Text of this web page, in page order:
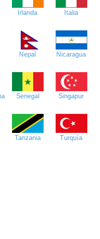
Irlanda Italia
Nepal Nicaragua
Senegal Singapur
Tanzania Turquía